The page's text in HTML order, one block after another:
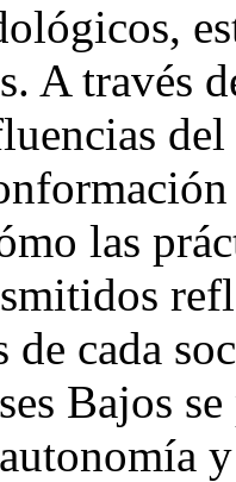
A través
las
cada
Bajos